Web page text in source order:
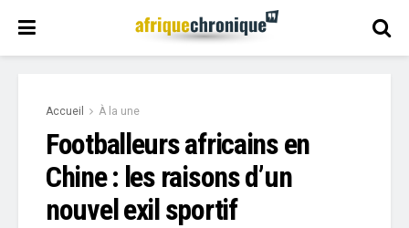
Accueil À la une
Footballeurs africains en
Chine : les raisons d’un
nouvel exil sportif